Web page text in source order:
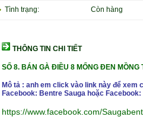
Tình trạng: Còn hàng
THÔNG TIN CHI TIẾT
SỐ 8.BÁN GÀ ĐIỀU 8 MỐNG ĐEN MỒNG
Mô tả : anh em click vào link này để
Facebook: Bentre Sauga hoặc Facebook:
https://www.facebook.com/